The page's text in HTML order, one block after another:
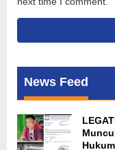
News Feed
Hukum